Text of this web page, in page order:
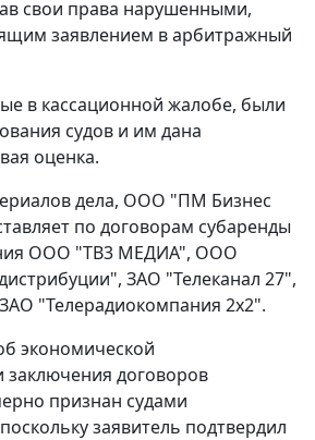
свои права нарушенными,
заявлением в арбитражный
в кассационной жалобе, были
судов и им дана
оценка.
дела, ООО "ПМ Бизнес
по договорам субаренды
ООО "ТВ3 МЕДИА", ООО
ЗАО "Телеканал 27",
"Телерадиокомпания 2x2".
экономической
заключения договоров
признан судами
заявитель подтвердил